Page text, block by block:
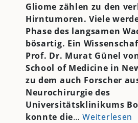
Gliome zählen zu den
Hirntumoren. Viele
Phase des langsamen
bösartig. Ein
Prof. Dr. Murat Günel
School of Medicine in
zu dem auch Forscher
Neurochirurgie des
Universitätsklinikums
konnte die…Weiterlesen